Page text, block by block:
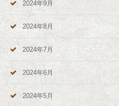
2024年9月
2024年8月
2024年7月
2024年6月
2024年5月